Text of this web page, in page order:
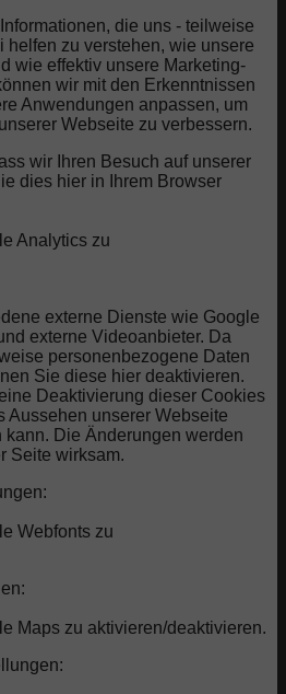
die uns - teilweise
helfen zu verstehen, wie unsere
wie effektiv unsere Marketing-
wir mit den Erkenntnissen
Anwendungen anpassen, um
Webseite zu verbessern.
wir Ihren Besuch auf unserer
dies hier in Ihrem Browser
Analytics zu
externe Dienste wie Google
externe Videoanbieter. Da
personenbezogene Daten
Sie diese hier deaktivieren.
Deaktivierung dieser Cookies
Aussehen unserer Webseite
Die Änderungen werden
Seite wirksam.
Webfonts zu
Maps zu aktivieren/deaktivieren.